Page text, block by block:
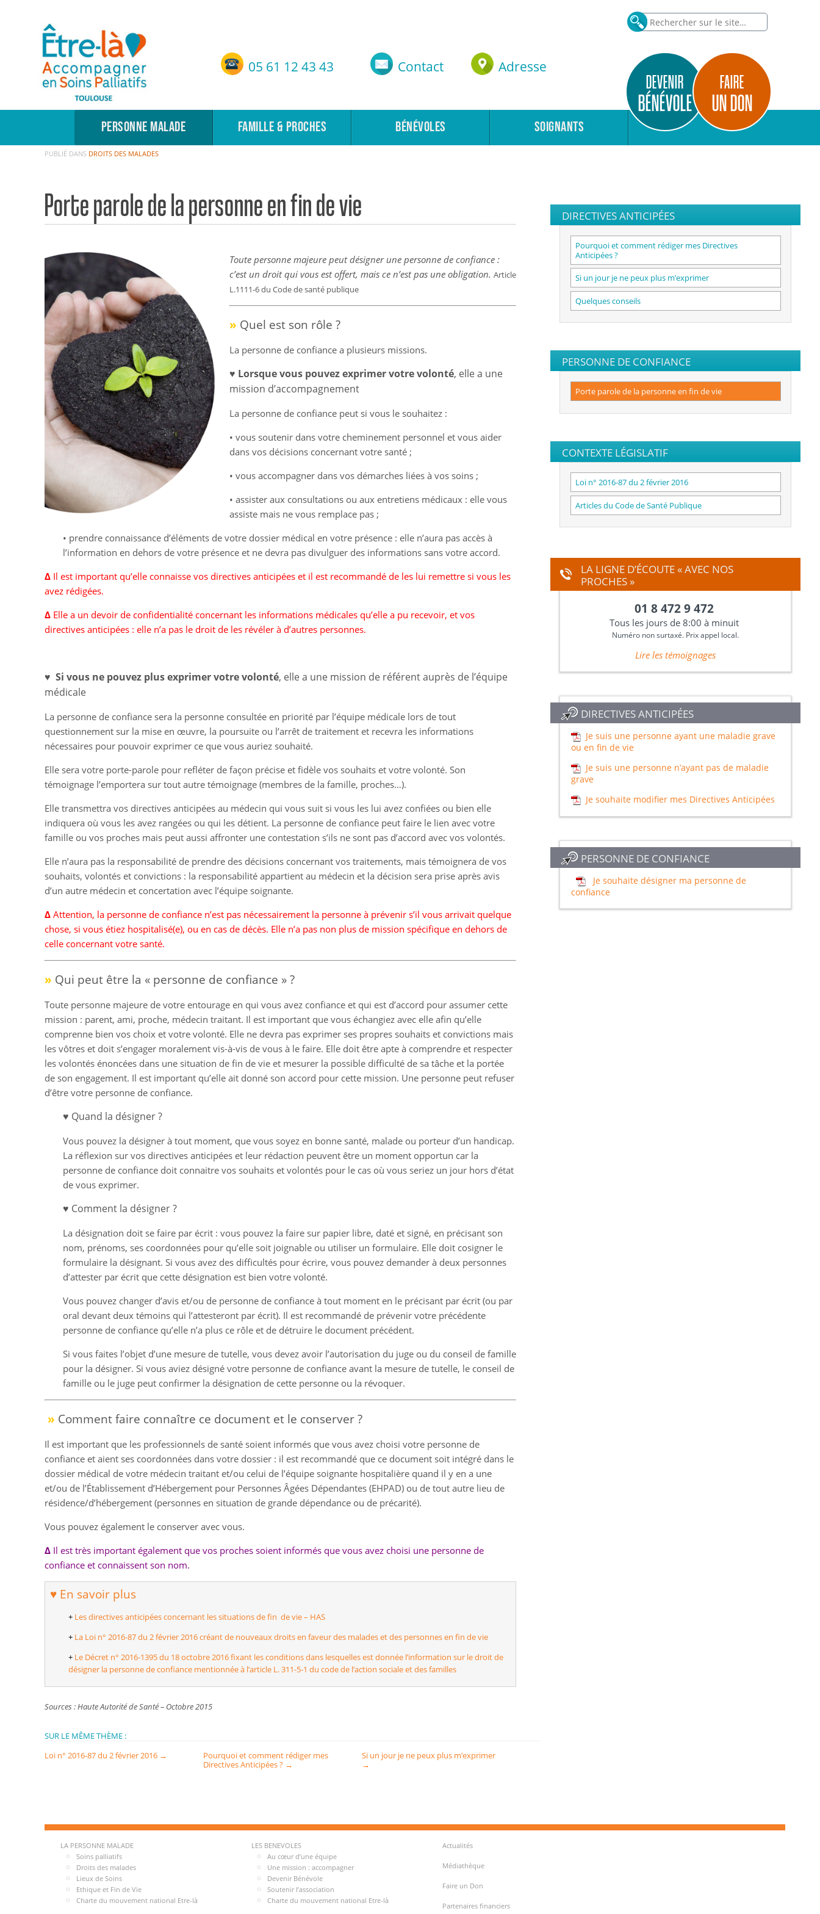
05 61 12 43 43 Contact Adresse
Etre-Là – ASP Toulouse
FAIRE
UN DON
DEVENIR
BÉNÉVOLE
PERSONNE MALADE FAMILLE & PROCHES BÉNÉVOLES SOIGNANTS
PUBLIÉ DANS DROITS DES MALADES
Porte parole de la personne en fin de vie
Toute personne majeure peut désigner une personne de confiance :
c’est un droit qui vous est offert, mais ce n’est pas une obligation. Article
L.1111-6 du Code de santé publique
» Quel est son rôle ?
La personne de confiance a plusieurs missions.
♥ Lorsque vous pouvez exprimer votre volonté, elle a une
mission d’accompagnement
La personne de confiance peut si vous le souhaitez : 
• vous soutenir dans votre cheminement personnel et vous aider
dans vos décisions concernant votre santé ; 
• vous accompagner dans vos démarches liées à vos soins ; 
• assister aux consultations ou aux entretiens médicaux : elle vous
assiste mais ne vous remplace pas ; 
• prendre connaissance d’éléments de votre dossier médical en votre présence : elle n’aura pas accès à
l’information en dehors de votre présence et ne devra pas divulguer des informations sans votre accord.
Δ Il est important qu’elle connaisse vos directives anticipées et il est recommandé de les lui remettre si vous les
avez rédigées.
Δ Elle a un devoir de confidentialité concernant les informations médicales qu’elle a pu recevoir, et vos
directives anticipées : elle n’a pas le droit de les révéler à d’autres personnes.
♥ Si vous ne pouvez plus exprimer votre volonté, elle a une mission de référent auprès de l’équipe
médicale
La personne de confiance sera la personne consultée en priorité par l’équipe médicale lors de tout
questionnement sur la mise en œuvre, la poursuite ou l’arrêt de traitement et recevra les informations
nécessaires pour pouvoir exprimer ce que vous auriez souhaité.
Elle sera votre porte-parole pour refléter de façon précise et fidèle vos souhaits et votre volonté. Son
témoignage l’emportera sur tout autre témoignage (membres de la famille, proches…).
Elle transmettra vos directives anticipées au médecin qui vous suit si vous les lui avez confiées ou bien elle
indiquera où vous les avez rangées ou qui les détient. La personne de confiance peut faire le lien avec votre
famille ou vos proches mais peut aussi affronter une contestation s’ils ne sont pas d’accord avec vos volontés.
Elle n’aura pas la responsabilité de prendre des décisions concernant vos traitements, mais témoignera de vos
souhaits, volontés et convictions : la responsabilité appartient au médecin et la décision sera prise après avis
d’un autre médecin et concertation avec l’équipe soignante.
Δ Attention, la personne de confiance n’est pas nécessairement la personne à prévenir s’il vous arrivait quelque
chose, si vous étiez hospitalisé(e), ou en cas de décès. Elle n’a pas non plus de mission spécifique en dehors de
celle concernant votre santé.
» Qui peut être la « personne de confiance » ?
Toute personne majeure de votre entourage en qui vous avez confiance et qui est d’accord pour assumer cette
mission : parent, ami, proche, médecin traitant. Il est important que vous échangiez avec elle afin qu’elle
comprenne bien vos choix et votre volonté. Elle ne devra pas exprimer ses propres souhaits et convictions mais
les vôtres et doit s’engager moralement vis-à-vis de vous à le faire. Elle doit être apte à comprendre et respecter
les volontés énoncées dans une situation de fin de vie et mesurer la possible difficulté de sa tâche et la portée
de son engagement. Il est important qu’elle ait donné son accord pour cette mission. Une personne peut refuser
d’être votre personne de confiance.
♥ Quand la désigner ?
Vous pouvez la désigner à tout moment, que vous soyez en bonne santé, malade ou porteur d’un handicap.
La réflexion sur vos directives anticipées et leur rédaction peuvent être un moment opportun car la
personne de confiance doit connaitre vos souhaits et volontés pour le cas où vous seriez un jour hors d’état
de vous exprimer.
♥ Comment la désigner ?
La désignation doit se faire par écrit : vous pouvez la faire sur papier libre, daté et signé, en précisant son
nom, prénoms, ses coordonnées pour qu’elle soit joignable ou utiliser un formulaire. Elle doit cosigner le
formulaire la désignant. Si vous avez des difficultés pour écrire, vous pouvez demander à deux personnes
d’attester par écrit que cette désignation est bien votre volonté.
Vous pouvez changer d’avis et/ou de personne de confiance à tout moment en le précisant par écrit (ou par
oral devant deux témoins qui l’attesteront par écrit). Il est recommandé de prévenir votre précédente
personne de confiance qu’elle n’a plus ce rôle et de détruire le document précédent.
Si vous faites l’objet d’une mesure de tutelle, vous devez avoir l’autorisation du juge ou du conseil de famille
pour la désigner. Si vous aviez désigné votre personne de confiance avant la mesure de tutelle, le conseil de
famille ou le juge peut confirmer la désignation de cette personne ou la révoquer.
» Comment faire connaître ce document et le conserver ?
Il est important que les professionnels de santé soient informés que vous avez choisi votre personne de
confiance et aient ses coordonnées dans votre dossier : il est recommandé que ce document soit intégré dans le
dossier médical de votre médecin traitant et/ou celui de l’équipe soignante hospitalière quand il y en a une
et/ou de l’Établissement d’Hébergement pour Personnes Âgées Dépendantes (EHPAD) ou de tout autre lieu de
résidence/d’hébergement (personnes en situation de grande dépendance ou de précarité).
Vous pouvez également le conserver avec vous.
Δ Il est très important également que vos proches soient informés que vous avez choisi une personne de
confiance et connaissent son nom.
♥ En savoir plus
+ Les directives anticipées concernant les situations de fin de vie – HAS
+ La Loi n° 2016-87 du 2 février 2016 créant de nouveaux droits en faveur des malades et des personnes en fin de vie
+ Le Décret n° 2016-1395 du 18 octobre 2016 fixant les conditions dans lesquelles est donnée l’information sur le droit de
désigner la personne de confiance mentionnée à l’article L. 311-5-1 du code de l’action sociale et des familles
Sources : Haute Autorité de Santé – Octobre 2015
SUR LE MÊME THÈME :
Loi n° 2016-87 du 2 février 2016 →
Pourquoi et comment rédiger mes
Directives Anticipées ?→
Si un jour je ne peux plus m’exprimer
→
DIRECTIVES ANTICIPÉES
Pourquoi et comment rédiger mes Directives
Anticipées ?
Si un jour je ne peux plus m’exprimer
Quelques conseils
PERSONNE DE CONFIANCE
Porte parole de la personne en fin de vie
CONTEXTE LÉGISLATIF
Loi n° 2016-87 du 2 février 2016
Articles du Code de Santé Publique
LA LIGNE D’ÉCOUTE « AVEC NOS
PROCHES »
01 8 472 9 472
Tous les jours de 8:00 à minuit
Numéro non surtaxé. Prix appel local.
Lire les témoignages
DIRECTIVES ANTICIPÉES
Je suis une personne ayant une maladie grave
ou en fin de vie
Je suis une personne n’ayant pas de maladie
grave
Je souhaite modifier mes Directives Anticipées
PERSONNE DE CONFIANCE
Je souhaite désigner ma personne de
confiance
LA PERSONNE MALADE
Soins palliatifs
Droits des malades
Lieux de Soins
Ethique et Fin de Vie
Charte du mouvement national Etre-là
LES BENEVOLES
Au cœur d’une équipe
Une mission : accompagner
Devenir Bénévole
Soutenir l’association
Charte du mouvement national Etre-là
Actualités
Médiathèque
Faire un Don
Partenaires financiers